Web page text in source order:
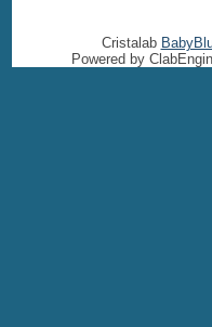
Cristalab
Powered by